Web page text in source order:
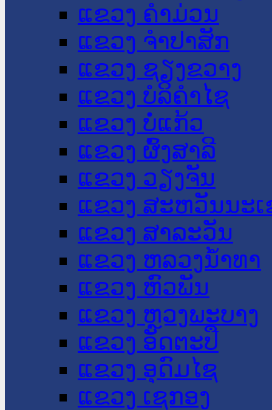
ແຂວງ ຄໍາມ່ວນ
ແຂວງ ຈໍາປາສັກ
ແຂວງ ຊຽງຂວາງ
ແຂວງ ບໍລິຄໍາໄຊ
ແຂວງ ບໍ່ແກ້ວ
ແຂວງ ຜົ້ງສາລີ
ແຂວງ ວຽງຈັນ
ແຂວງ ສະຫວັນນະ
ແຂວງ ສາລະວັນ
ແຂວງ ຫລວງນໍ້າທາ
ແຂວງ ຫົວພັນ
ແຂວງ ຫຼວງພະບາງ
ແຂວງ ອັດຕະປື
ແຂວງ ອຸດົມໄຊ
ແຂວງ ເຊກອງ